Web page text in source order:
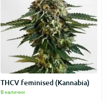
THCV feminised (Kannabia)
В наличии